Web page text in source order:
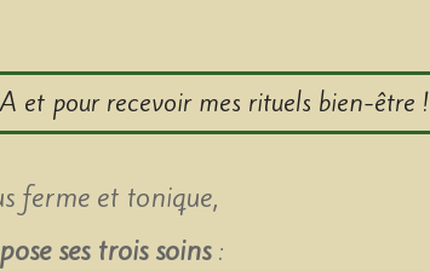
et pour recevoir mes rituels bien-être !
ferme et tonique,
ses trois soins: